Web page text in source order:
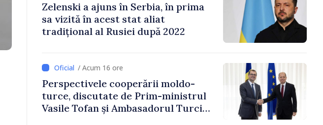
Zelenski a ajuns în Serbia, în prima
sa vizită în acest stat aliat
tradițional al Rusiei după 2022
/ Acum 16 ore
Perspectivele cooperării moldo-
turce, discutate de Prim-ministrul
Vasile Tofan și Ambasadorul Turciei,